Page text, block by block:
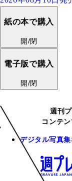
紙の本で購入
開/閉
電子版で購入
開/閉
週刊
コンテ
デジタル写真